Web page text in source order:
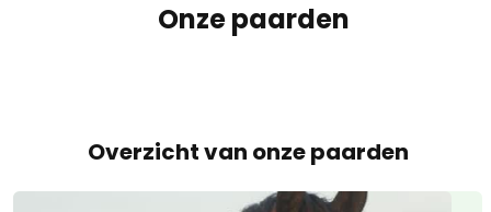
Onze paarden
Overzicht van onze paarden